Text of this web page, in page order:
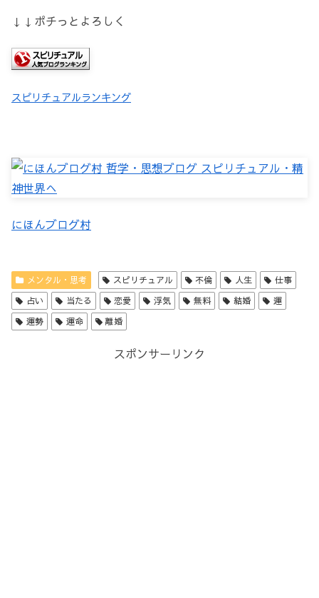
↓↓ポチっとよろしく
スピリチュアルランキング
にほんブログ村
メンタル・思考 スピリチュアル 不倫 人生
仕事
占い
当たる 恋愛 浮気 無料 結婚
運
運勢
運命 離婚
スポンサーリンク